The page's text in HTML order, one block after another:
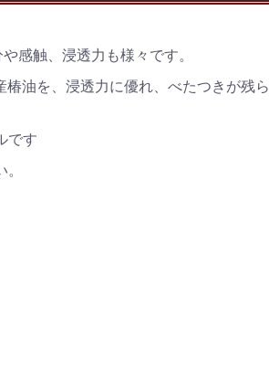
感触、浸透力も様々です。
油を、浸透力に優れ、べたつきが残
です